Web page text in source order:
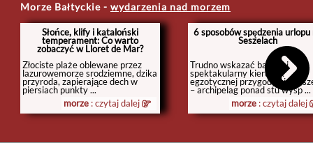
Morze Bałtyckie - wydarzenia nad morzem
Słońce, klify i kataloński
temperament: Co warto
zobaczyć w Lloret de Mar?
Złociste plaże oblewane przez
lazurowemorze srodziemne, dzika
przyroda, zapierające dech w
piersiach punkty ...
morze : czytaj dalej
6 sposobów spędzenia urlopu
Seszelach
Trudno wskazać bardziej
spektakularny kierunek
egzotycznej przygody niż
– archipelag ponad stu wysp ...
morze : czytaj dalej